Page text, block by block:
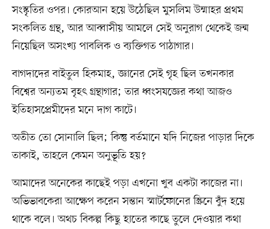
সংস্কৃতির ওপর। কোরআন হয়ে উঠেছিল মুসলিম উম্মাহর প্রথম
সংকলিত গ্রন্থ, আর আব্বাসীয় আমলে সেই অনুরাগ থেকেই জন্ম
নিয়েছিল অসংখ্য পাবলিক ও ব্যক্তিগত পাঠাগার।
বাগদাদের বাইতুল হিকমাহ, জ্ঞানের সেই গৃহ ছিল তখনকার
বিশ্বের অন্যতম বৃহৎ গ্রন্থাগার; তার ধ্বংসযজ্ঞের কথা আজও
ইতিহাসপ্রেমীদের মনে দাগ কাটে।
অতীত তো সোনালি ছিল; কিন্তু বর্তমানে যদি নিজের পাড়ার দিকে
তাকাই, তাহলে কেমন অনুভূতি হয়?
আমাদের অনেকের কাছেই পড়া এখনো খুব একটা কাজের না।
অভিভাবকেরা আক্ষেপ করেন সন্তান স্মার্টফোনের স্ক্রিনে বুঁদ হয়ে
থাকে বলে। অথচ বিকল্প কিছু হাতের কাছে তুলে দেওয়ার কথা